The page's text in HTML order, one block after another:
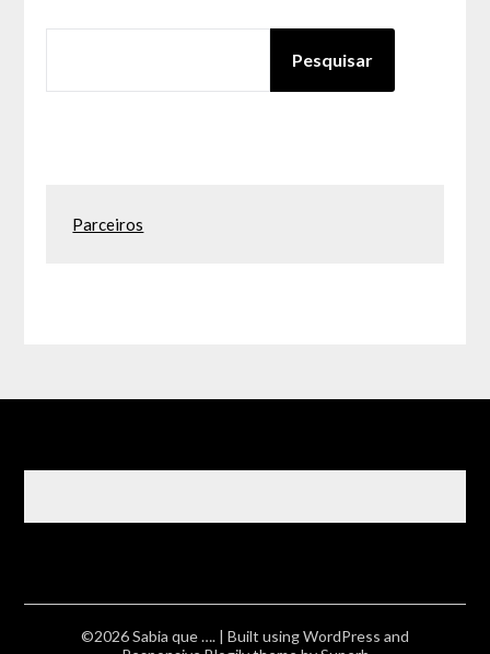
Pesquisar
Parceiros
©2026 Sabia que …. | Built using WordPress and